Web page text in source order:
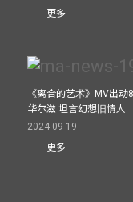
更多
《离合的艺术》MV出
华尔滋 坦言幻想旧情人
2024-09-19
更多